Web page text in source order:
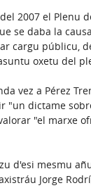
2007 el Plenu
se daba la
cargu públicu,
oxetu del
vez a Pérez
"un dictame
"el marxe
d'esi mesmu
Jorge